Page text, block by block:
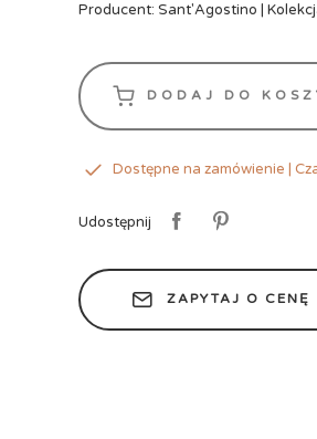
Producent: Sant'Agostino |
DODAJ DO
Dostępne na zamówienie |
Udostępnij
ZAPYTAJ O CENĘ